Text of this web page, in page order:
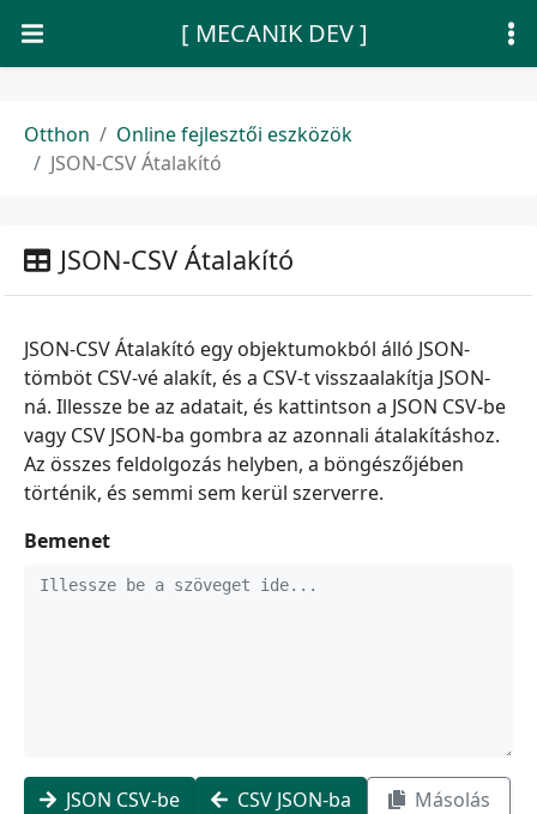
[ MECANIK DEV ]
Otthon
Online fejlesztői eszközök
JSON-CSV Átalakító
JSON-CSV Átalakító
JSON-CSV Átalakító egy objektumokból álló JSON-
tömböt CSV-vé alakít, és a CSV-t visszaalakítja JSON-
ná. Illessze be az adatait, és kattintson a JSON CSV-be
vagy CSV JSON-ba gombra az azonnali átalakításhoz.
Az összes feldolgozás helyben, a böngészőjében
történik, és semmi sem kerül szerverre.
Bemenet
JSON CSV-be CSV JSON-ba
Másolás